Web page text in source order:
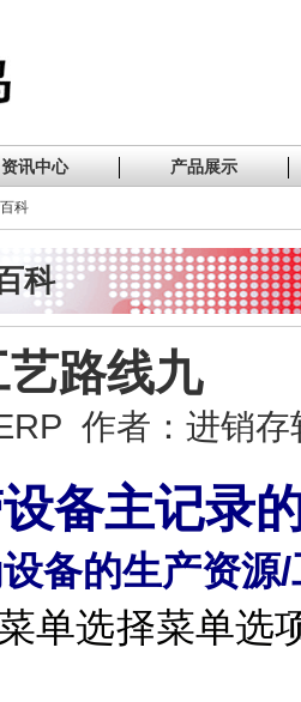
资讯中心 产品展示
科
科
路线九
作者：进销
备主记录
备的生产资源/
单选择菜单选